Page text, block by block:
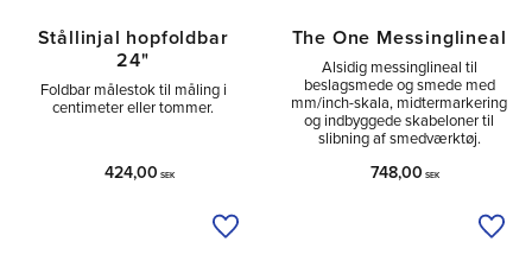
Stållinjal hopfoldbar
24"
Foldbar målestok til måling i
centimeter eller tommer.
424,00 SEK
Tilføj til ønskeliste
The One Messinglineal
Alsidig messinglineal til
beslagsmede og smede med
mm/inch-skala, midtermarkering
og indbyggede skabeloner til
slibning af smedværktøj.
748,00 SEK